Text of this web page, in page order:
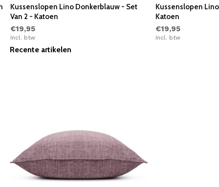
Kussenslopen Lino Donkerblauw - Set
Van 2 - Katoen
€19,95
Incl. btw
Kussenslopen
Katoen
€19,95
Incl. btw
Recente artikelen